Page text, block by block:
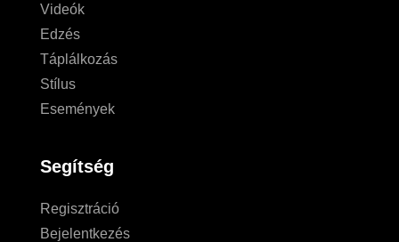
Videók
Edzés
Táplálkozás
Stílus
Események
Segítség
Regisztráció
Bejelentkezés